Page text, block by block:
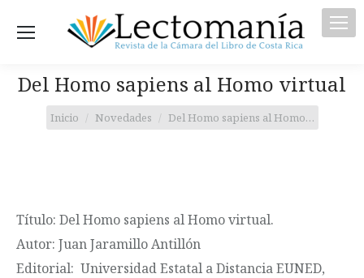
Del Homo sapiens al Homo virtual
Estás aquí:
Inicio Novedades Del Homo sapiens al Homo…
Título: Del Homo sapiens al Homo virtual.
Autor: Juan Jaramillo Antillón
Editorial: Universidad Estatal a Distancia EUNED,